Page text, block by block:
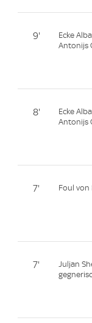
9'
Ecke
Antonijs
8'
Ecke
Antonijs
7' Foul von
7'
Juljan